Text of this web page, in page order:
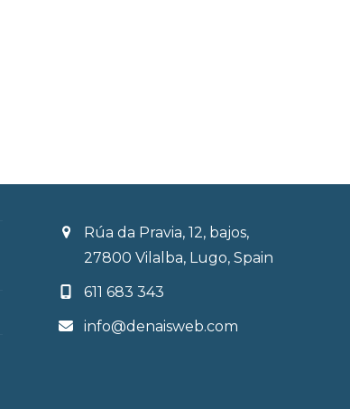
Rúa da Pravia, 12, bajos,
27800 Vilalba, Lugo, Spain
611 683 343
info@denaisweb.com